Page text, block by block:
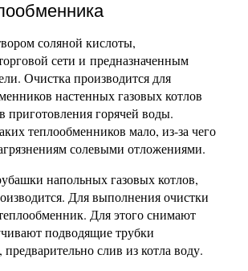
соляной кислоты,
сети и предназначенным
Очистка производится для
настенных газовых котлов
приготовления горячей воды.
теплообменников мало, из-за чего
солевыми отложениями.
напольных газовых котлов,
Для выполнения очистки
Для этого снимают
подводящие трубки
слив из котла воду.